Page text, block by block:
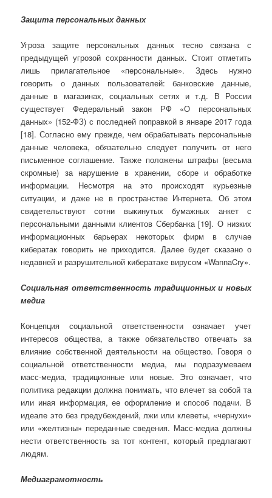
Защита персональных данных
Угроза защите персональных данных тесно связана с
предыдущей угрозой сохранности данных. Стоит отметить
лишь прилагательное «персональные». Здесь нужно
говорить о данных пользователей: банковские данные,
данные в магазинах, социальных сетях и т.д. В России
существует Федеральный закон РФ «О персональных
данных» (152-ФЗ) с последней поправкой в январе 2017 года
[18]. Согласно ему прежде, чем обрабатывать персональные
данные человека, обязательно следует получить от него
письменное соглашение. Также положены штрафы (весьма
скромные) за нарушение в хранении, сборе и обработке
информации. Несмотря на это происходят курьезные
ситуации, и даже не в пространстве Интернета. Об этом
свидетельствуют сотни выкинутых бумажных анкет с
персональными данными клиентов Сбербанка [19]. О низких
информационных барьерах некоторых фирм в случае
кибератак говорить не приходится. Далее будет сказано о
недавней и разрушительной кибератаке вирусом «WannaCry».
Социальная ответственность традиционных и новых
медиа
Концепция социальной ответственности означает учет
интересов общества, а также обязательство отвечать за
влияние собственной деятельности на общество. Говоря о
социальной ответственности медиа, мы подразумеваем
масс-медиа, традиционные или новые. Это означает, что
политика редакции должна понимать, что влечет за собой та
или иная информация, ее оформление и способ подачи. В
идеале это без предубеждений, лжи или клеветы, «чернухи»
или «желтизны» переданные сведения. Масс-медиа должны
нести ответственность за тот контент, который предлагают
людям.
Медиаграмотность